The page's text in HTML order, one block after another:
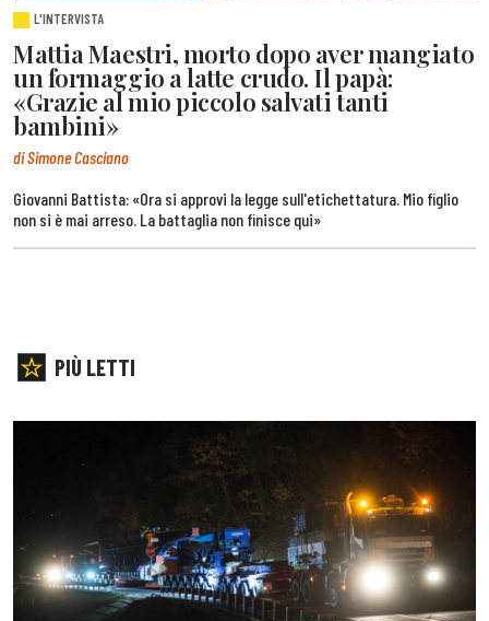
L'INTERVISTA
Mattia Maestri, morto dopo aver mangiato
un formaggio a latte crudo. Il papà:
«Grazie al mio piccolo salvati tanti
bambini»
di Simone Casciano
Giovanni Battista: «Ora si approvi la legge sull'etichettatura. Mio figlio
non si è mai arreso. La battaglia non finisce qui»
PIÙ LETTI